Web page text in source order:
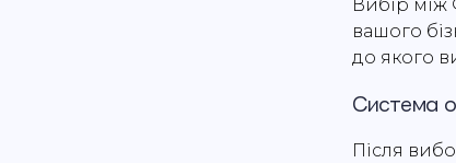
Вибір між
вашого
до якого
Система
Після